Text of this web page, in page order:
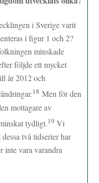
i Sverige varit
i figur 1 och 2?
minskade
följde ett mycket
år 2012 och
18 Men för den
mottagare av
tydligt.19 Vi
två tidserier har
inte vara varandra